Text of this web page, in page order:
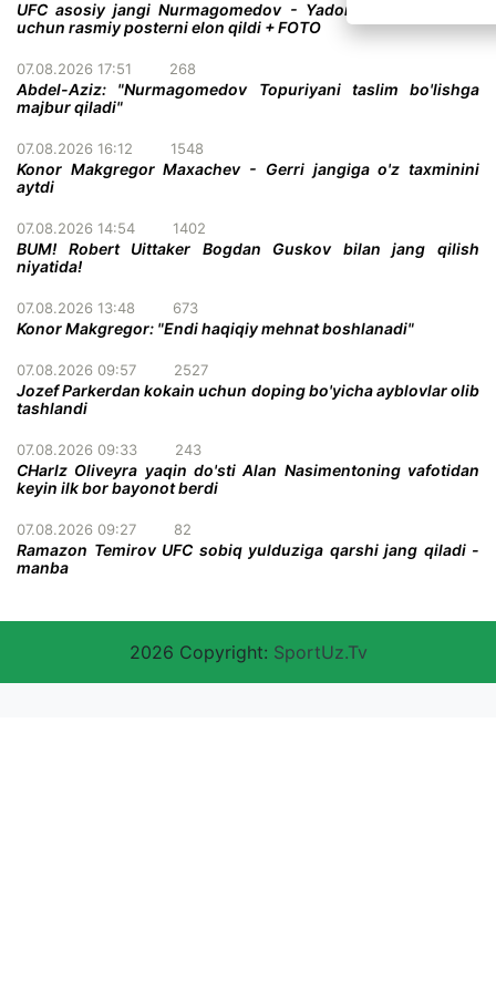
UFC asosiy jangi Nurmagomedov - Yadong bo'lgan turnir
uchun rasmiy posterni elon qildi + FOTO
07.08.2026 17:51 268
Abdel-Aziz: "Nurmagomedov Topuriyani taslim bo'lishga
majbur qiladi"
07.08.2026 16:12 1548
Konor Makgregor Maxachev - Gerri jangiga o'z taxminini
aytdi
07.08.2026 14:54 1402
BUM! Robert Uittaker Bogdan Guskov bilan jang qilish
niyatida!
07.08.2026 13:48 673
Konor Makgregor: "Endi haqiqiy mehnat boshlanadi"
07.08.2026 09:57 2527
Jozef Parkerdan kokain uchun doping bo'yicha ayblovlar olib
tashlandi
07.08.2026 09:33 243
CHarlz Oliveyra yaqin do'sti Alan Nasimentoning vafotidan
keyin ilk bor bayonot berdi
07.08.2026 09:27 82
Ramazon Temirov UFC sobiq yulduziga qarshi jang qiladi -
manba
2026 Copyright: SportUz.Tv